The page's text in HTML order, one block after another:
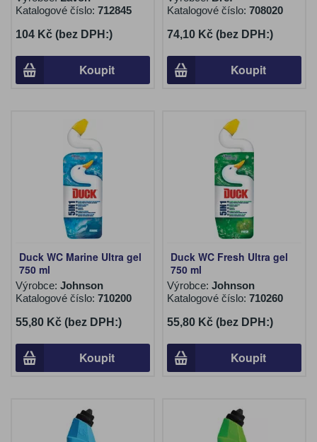
Katalogové číslo: 712845
104 Kč (bez DPH:)
Koupit
Katalogové číslo: 708020
74,10 Kč (bez DPH:)
Koupit
Duck WC Marine Ultra gel
750 ml
Výrobce: Johnson
Katalogové číslo: 710200
55,80 Kč (bez DPH:)
Koupit
Duck WC Fresh Ultra gel
750 ml
Výrobce: Johnson
Katalogové číslo: 710260
55,80 Kč (bez DPH:)
Koupit